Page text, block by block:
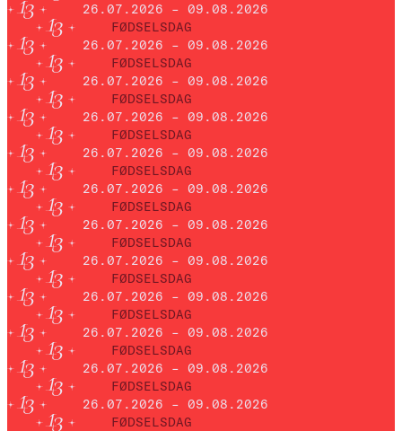
26.07.2026 – 09.08.2026
FØDSELSDAG
26.07.2026 – 09.08.2026
FØDSELSDAG
26.07.2026 – 09.08.2026
FØDSELSDAG
26.07.2026 – 09.08.2026
FØDSELSDAG
26.07.2026 – 09.08.2026
FØDSELSDAG
26.07.2026 – 09.08.2026
FØDSELSDAG
26.07.2026 – 09.08.2026
FØDSELSDAG
26.07.2026 – 09.08.2026
FØDSELSDAG
26.07.2026 – 09.08.2026
FØDSELSDAG
26.07.2026 – 09.08.2026
FØDSELSDAG
26.07.2026 – 09.08.2026
FØDSELSDAG
26.07.2026 – 09.08.2026
FØDSELSDAG